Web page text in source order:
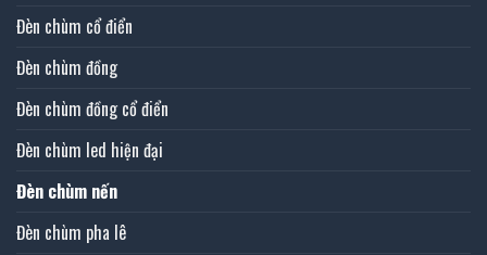
Đèn chùm cổ điển
Đèn chùm đồng
Đèn chùm đồng cổ điển
Đèn chùm led hiện đại
Đèn chùm nến
Đèn chùm pha lê